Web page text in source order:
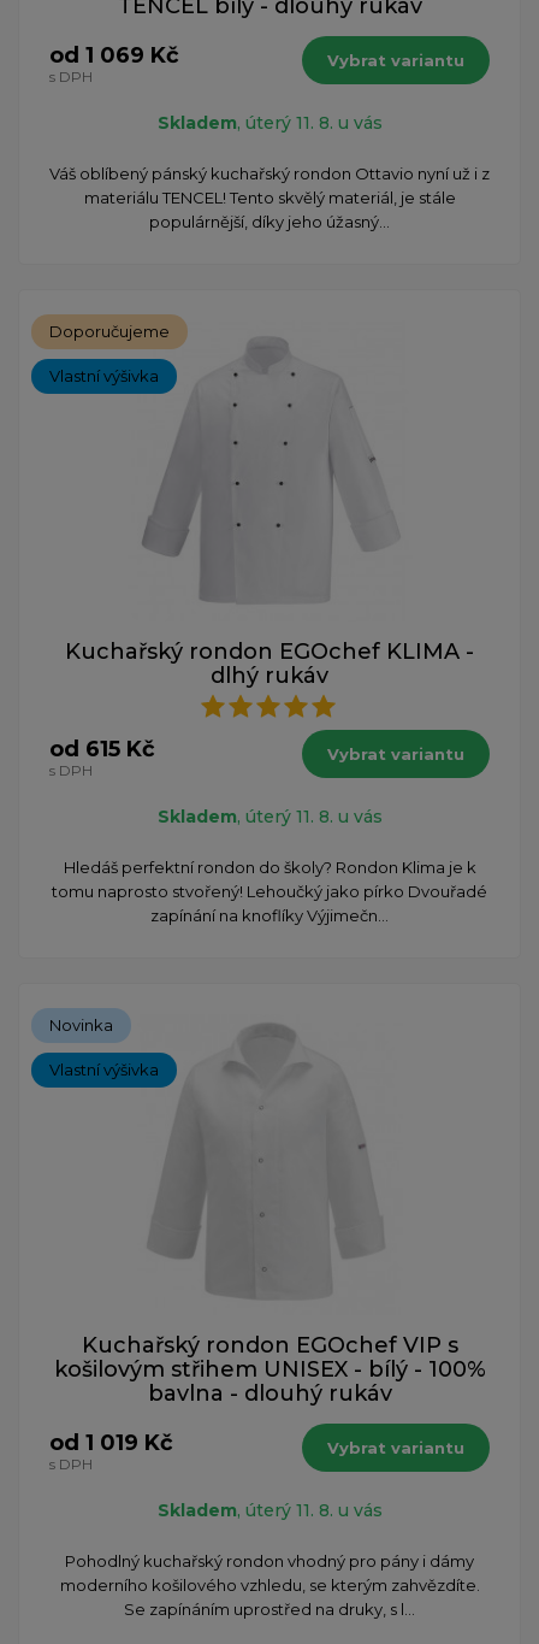
TENCEL bílý - dlouhý rukáv
od 1 069 Kč
s DPH
Vybrat variantu
Skladem, úterý 11. 8. u vás
Váš oblíbený pánský kuchařský rondon Ottavio nyní už i z
materiálu TENCEL! Tento skvělý materiál, je stále
populárnější, díky jeho úžasný...
Doporučujeme
Vlastní výšivka
Kuchařský rondon EGOchef KLIMA -
dlhý rukáv
od 615 Kč
s DPH
Vybrat variantu
Skladem, úterý 11. 8. u vás
Hledáš perfektní rondon do školy? Rondon Klima je k
tomu naprosto stvořený! Lehoučký jako pírko Dvouřadé
zapínání na knoflíky Výjimečn...
Novinka
Vlastní výšivka
Kuchařský rondon EGOchef VIP s
košilovým střihem UNISEX - bílý - 100%
bavlna - dlouhý rukáv
od 1 019 Kč
s DPH
Vybrat variantu
Skladem, úterý 11. 8. u vás
Pohodlný kuchařský rondon vhodný pro pány i dámy
moderního košilového vzhledu, se kterým zahvězdíte.
Se zapínáním uprostřed na druky, s l...